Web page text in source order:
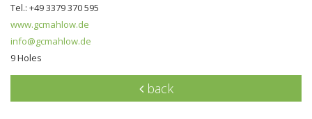
Tel.: +49 3379 370 595
www.gcmahlow.de
info@gcmahlow.de
9 Holes
back